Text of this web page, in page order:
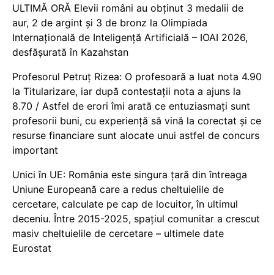
ULTIMĂ ORĂ Elevii români au obținut 3 medalii de
aur, 2 de argint și 3 de bronz la Olimpiada
Internațională de Inteligență Artificială – IOAI 2026,
desfășurată în Kazahstan
Profesorul Petruț Rizea: O profesoară a luat nota 4.90
la Titularizare, iar după contestații nota a ajuns la
8.70 / Astfel de erori îmi arată ce entuziasmați sunt
profesorii buni, cu experiență să vină la corectat și ce
resurse financiare sunt alocate unui astfel de concurs
important
Unici în UE: România este singura țară din întreaga
Uniune Europeană care a redus cheltuielile de
cercetare, calculate pe cap de locuitor, în ultimul
deceniu. Între 2015-2025, spațiul comunitar a crescut
masiv cheltuielile de cercetare – ultimele date
Eurostat